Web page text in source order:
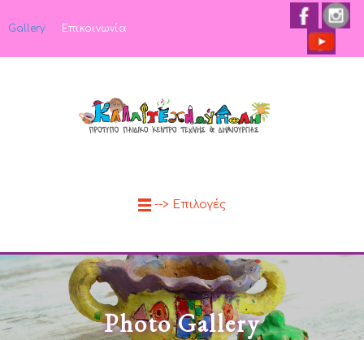
Gallery Επικοινωνία
--> Επιλογές
Photo Gallery